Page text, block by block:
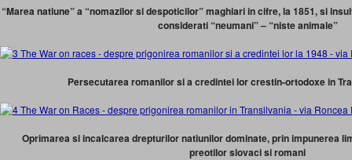
“Marea natiune” a “nomazilor si despoticilor” maghiari in cifre, la 1851, si
considerati “neumani” – “niste animale”
Persecutarea romanilor si a credintei lor crestin-ortodoxe in
Oprimarea si incalcarea drepturilor natiunilor dominate, prin impunerea
preotilor slovaci si romani